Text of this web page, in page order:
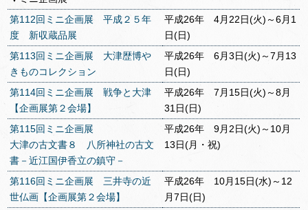
第112回ミニ企画展 平成２５年
度 新収蔵品展
平成26年 4月22日(火)～6月1
日(日)
第113回ミニ企画展 大津歴博や
きものコレクション
平成26年 6月3日(火)～7月13
日(日)
第114回ミニ企画展 戦争と大津
【企画展第２会場】
平成26年 7月15日(火)～8月
31日(日)
第115回ミニ企画展
大津の古文書８ 八所神社の古文
書－近江国伊香立の鎮守－
平成26年 9月2日(火)～10月
13日(月・祝)
第116回ミニ企画展 三井寺の近
世仏画【企画展第２会場】
平成26年 10月15日(水)～12
月7日(日)